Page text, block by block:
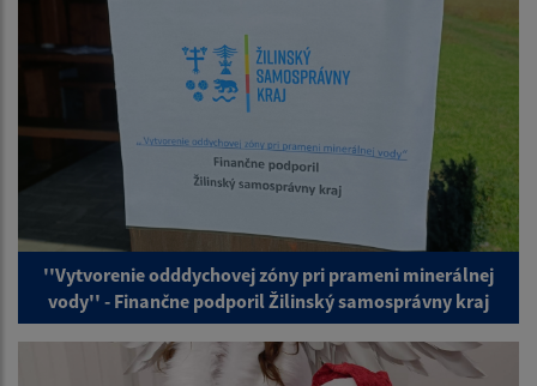
''Vytvorenie odddychovej zóny pri prameni minerálnej
vody'' - Finančne podporil Žilinský samosprávny kraj